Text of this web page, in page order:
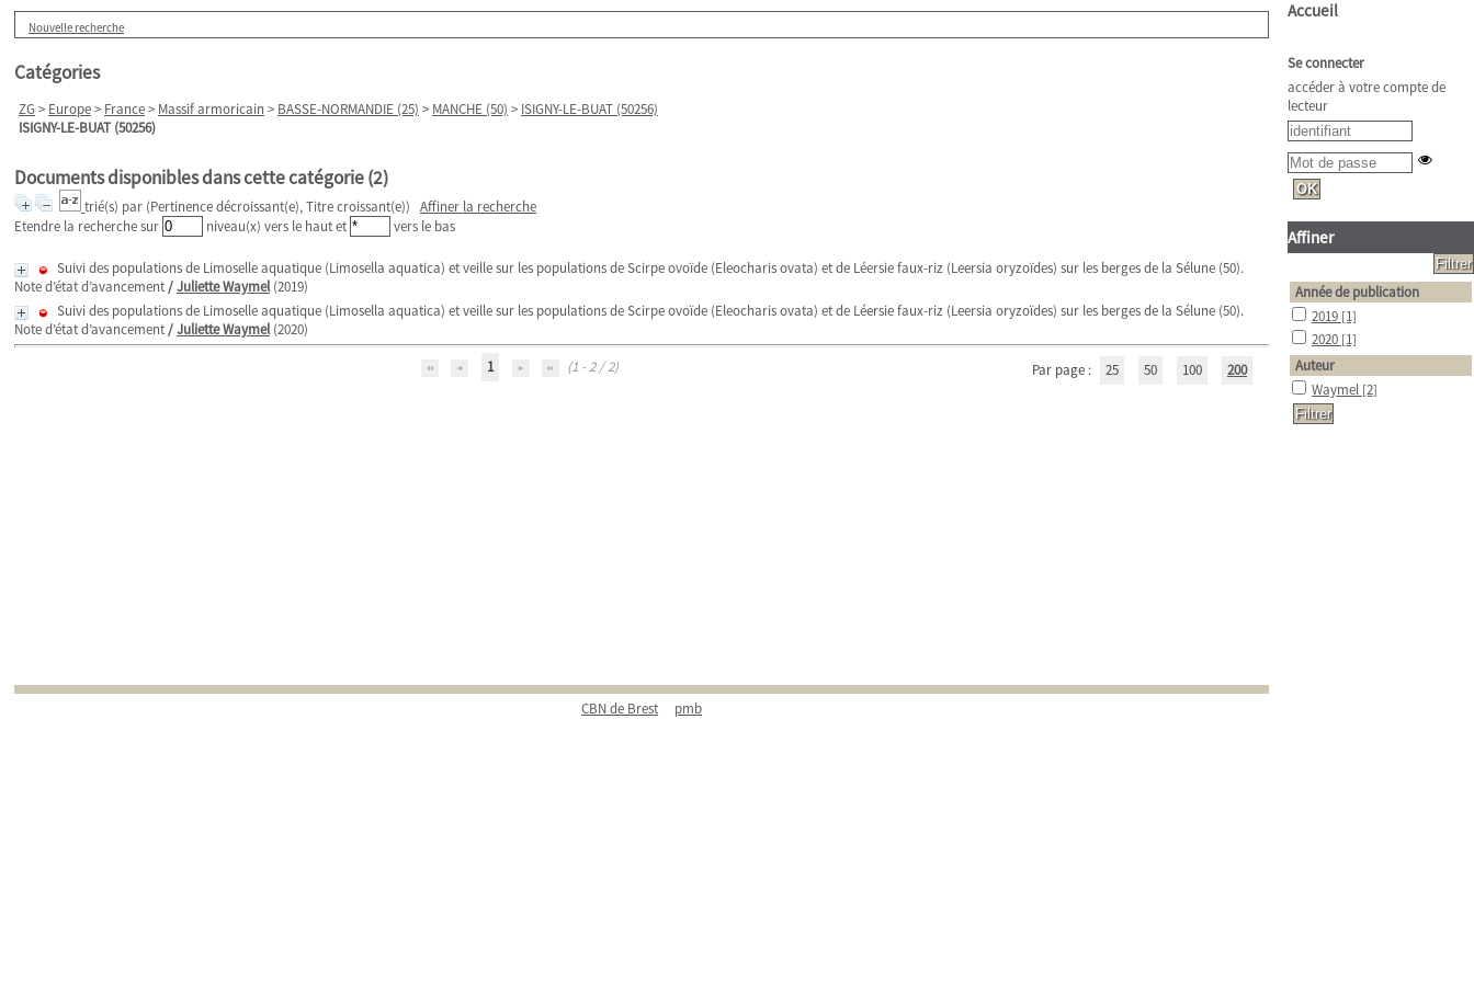
Nouvelle recherche
Catégories
ZG > Europe> France> Massif armoricain > BASSE-NORMANDIE (25) > MANCHE (50) > ISIGNY-LE-BUAT (50256)
ISIGNY-LE-BUAT (50256)
Documents disponibles dans cette catégorie (2)
trié(s) par (Pertinence décroissant(e), Titre croissant(e)) Affiner la recherche
Etendre la recherche sur
niveau(x) vers le haut et vers le bas
Suivi des populations de Limoselle aquatique (Limosella aquatica) et veille sur les populations de Scirpe ovoïde (Eleocharis ovata) et de Léersie faux-riz (Leersia oryzoïdes) sur les berges de la Sélune (50).
Note d’état d’avancement/Juliette Waymel(2019)
Suivi des populations de Limoselle aquatique (Limosella aquatica) et veille sur les populations de Scirpe ovoïde (Eleocharis ovata) et de Léersie faux-riz (Leersia oryzoïdes) sur les berges de la Sélune (50).
Note d’état d’avancement/Juliette Waymel(2020)
1
(1 - 2 / 2) Par page : 25 50 100 200
CBN de Brest pmb
Accueil
Se connecter
accéder à votre compte de
lecteur
Affiner
Année de publication
2019 [1]
2020 [1]
Auteur
Waymel [2]